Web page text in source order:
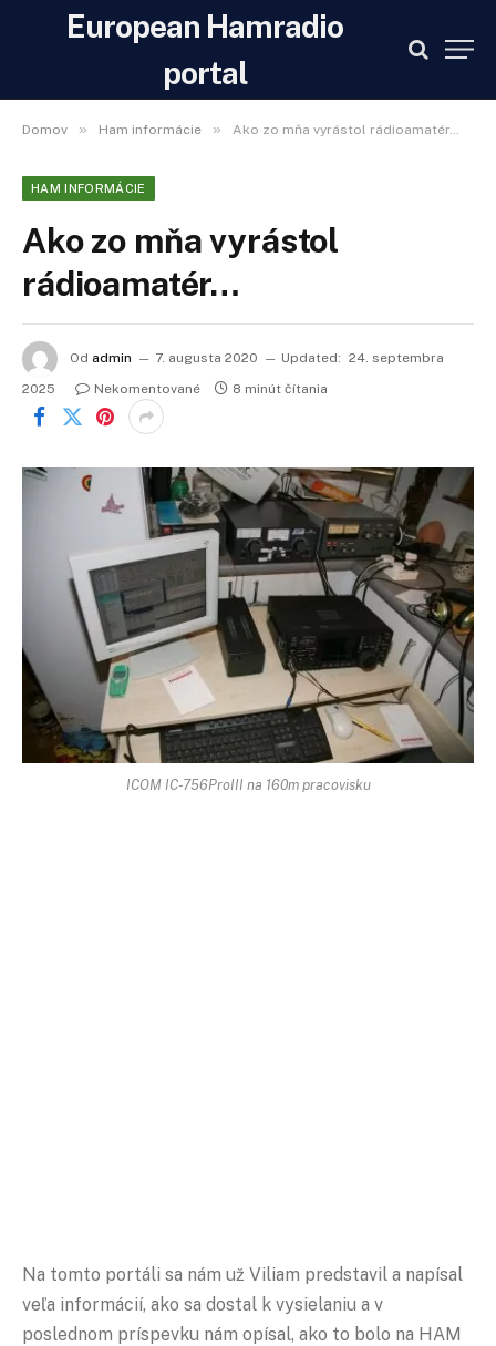
European Hamradio
portal
Domov » Ham informácie » Ako zo mňa vyrástol rádioamatér…
HAM INFORMÁCIE
Ako zo mňa vyrástol
rádioamatér…
Od admin 7. augusta 2020 Updated: 24. septembra
2025
Nekomentované 8 minút čítania
ICOM IC-756ProIII na 160m pracovisku
Na tomto portáli sa nám už Viliam predstavil a napísal
veľa informácií, ako sa dostal k vysielaniu a v
poslednom príspevku nám opísal, ako to bolo na HAM